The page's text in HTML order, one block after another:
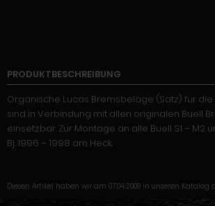
PRODUKTBESCHREIBUNG
Organische Lucas Bremsbeläge (Satz) für
sind in Verbindung mit allen originalen Buell
einsetzbar. Zur Montage an alle Buell S1 – M2
Bj. 1996 – 1998 am Heck.
Diesen Artikel haben wir am 07.04.2009 in unseren